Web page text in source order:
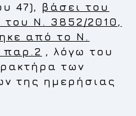
47), βάσει του
Ν. 3852/2010,
από το Ν.
παρ.2 , λόγω του
των
της ημερήσιας